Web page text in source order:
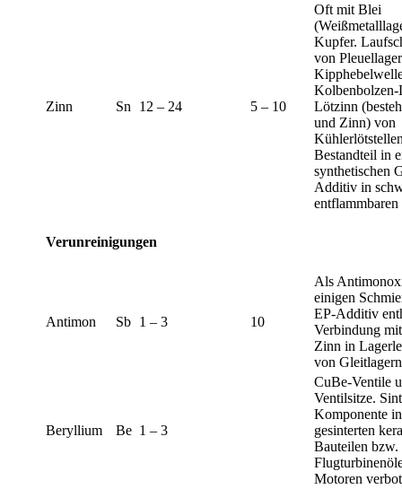
Zinn Sn 12 – 24 5 – 10
Oft mit Blei
Kupfer.
von
Kolbenbolzen-
Lötzinn
und Zinn) von
Bestandteil in
synthetischen
Additiv in
Verunreinigungen
Antimon Sb 1 – 3 10
Als
einigen
EP-Additiv
Verbindung
Zinn in
von
Beryllium Be 1 – 3
CuBe-Ventile
Ventilsitze.
Komponente in
gesinterten
Bauteilen bzw.
Motoren